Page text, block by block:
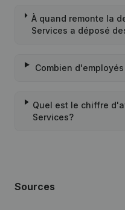
À quand remonte la
Services a déposé
Combien
Quel est le chiffre
Services?
Sources